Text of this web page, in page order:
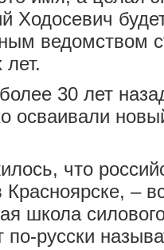
Ходосевич
ведомством
30 лет
осваивали
что
‒
школа
русски